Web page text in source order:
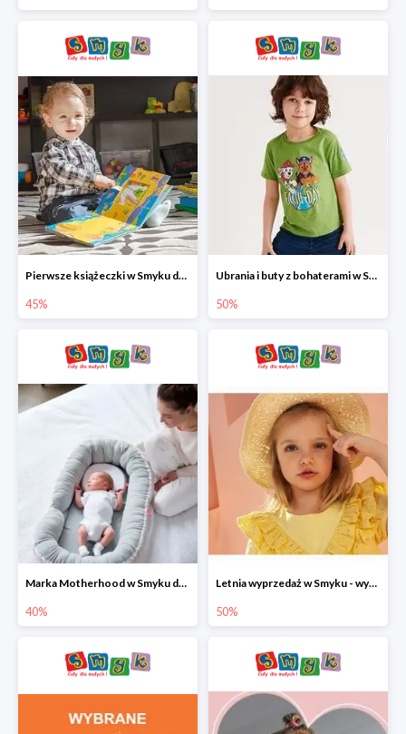
Pierwsze książeczki w Smyku do -45%
45%
Ubrania i buty z bohaterami w Smyku do -50%
50%
Marka Motherhood w Smyku do -40%
40%
Letnia wyprzedaż w Smyku - wybrane ubrania i buty do -50%
50%